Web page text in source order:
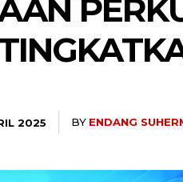
2025 BY ENDANG